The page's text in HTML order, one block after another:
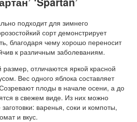
подходит для зимнего
сорт демонстрирует
благодаря чему хорошо переносит
к различным заболеваниям.
отличаются яркой красной
Вес одного яблока составляет
плоды в начале осени, а до
в свежем виде. Из них можно
варенья, соки и компоты,
и вкус.